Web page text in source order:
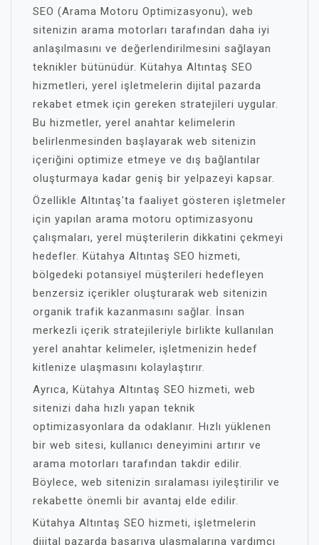
SEO (Arama Motoru Optimizasyonu), web
sitenizin arama motorları tarafından daha iyi
anlaşılmasını ve değerlendirilmesini sağlayan
teknikler bütünüdür. Kütahya Altıntaş SEO
hizmetleri, yerel işletmelerin dijital pazarda
rekabet etmek için gereken stratejileri uygular.
Bu hizmetler, yerel anahtar kelimelerin
belirlenmesinden başlayarak web sitenizin
içeriğini optimize etmeye ve dış bağlantılar
oluşturmaya kadar geniş bir yelpazeyi kapsar.
Özellikle Altıntaş'ta faaliyet gösteren işletmeler
için yapılan arama motoru optimizasyonu
çalışmaları, yerel müşterilerin dikkatini çekmeyi
hedefler. Kütahya Altıntaş SEO hizmeti,
bölgedeki potansiyel müşterileri hedefleyen
benzersiz içerikler oluşturarak web sitenizin
organik trafik kazanmasını sağlar. İnsan
merkezli içerik stratejileriyle birlikte kullanılan
yerel anahtar kelimeler, işletmenizin hedef
kitlenize ulaşmasını kolaylaştırır.
Ayrıca, Kütahya Altıntaş SEO hizmeti, web
sitenizi daha hızlı yapan teknik
optimizasyonlara da odaklanır. Hızlı yüklenen
bir web sitesi, kullanıcı deneyimini artırır ve
arama motorları tarafından takdir edilir.
Böylece, web sitenizin sıralaması iyileştirilir ve
rekabette önemli bir avantaj elde edilir.
Kütahya Altıntaş SEO hizmeti, işletmelerin
dijital pazarda başarıya ulaşmalarına yardımcı